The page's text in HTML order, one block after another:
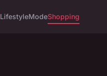
LifestyleModeShopping